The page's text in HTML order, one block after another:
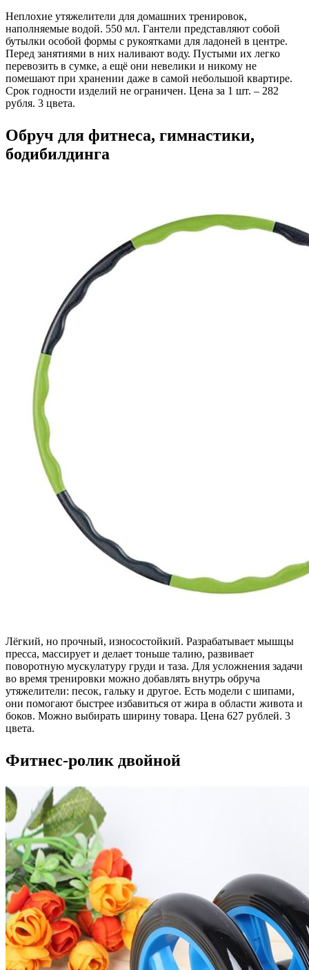
Неплохие утяжелители для домашних тренировок,
наполняемые водой. 550 мл. Гантели представляют собой
бутылки особой формы с рукоятками для ладоней в центре.
Перед занятиями в них наливают воду. Пустыми их легко
перевозить в сумке, а ещё они невелики и никому не
помешают при хранении даже в самой небольшой квартире.
Срок годности изделий не ограничен. Цена за 1 шт. – 282
рубля. 3 цвета.
Обруч для фитнеса, гимнастики,
бодибилдинга
Лёгкий, но прочный, износостойкий. Разрабатывает мышцы
пресса, массирует и делает тоньше талию, развивает
поворотную мускулатуру груди и таза. Для усложнения задачи
во время тренировки можно добавлять внутрь обруча
утяжелители: песок, гальку и другое. Есть модели с шипами,
они помогают быстрее избавиться от жира в области живота и
боков. Можно выбирать ширину товара. Цена 627 рублей. 3
цвета.
Фитнес-ролик двойной